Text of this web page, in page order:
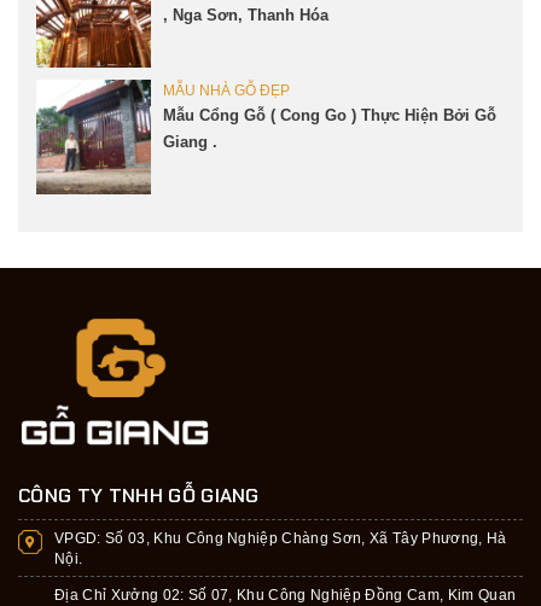
, Nga Sơn, Thanh Hóa
MẪU NHÀ GỖ ĐẸP
Mẫu Cổng Gỗ ( Cong Go ) Thực Hiện Bởi Gỗ
Giang .
CÔNG TY TNHH GỖ GIANG
VPGD: Số 03, Khu Công Nghiệp Chàng Sơn, Xã Tây Phương, Hà
Nội.
Địa Chỉ Xưởng 02: Số 07, Khu Công Nghiệp Đồng Cam, Kim Quan